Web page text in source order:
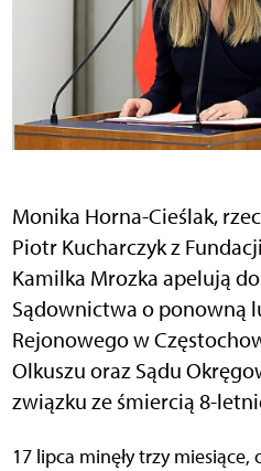
Monika Horna-Cieślak,
Piotr Kucharczyk z
Kamilka Mrozka apelują
Sądownictwa o ponowną
Rejonowego w
Olkuszu oraz Sądu
związku ze śmiercią 8-
17 lipca minęły trzy miesiące, odkąd RPD wystosował